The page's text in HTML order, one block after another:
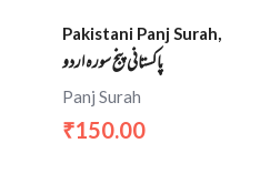
Pakistani Panj Surah,
پاکستانی پنج سورہ اردو
Panj Surah
₹150.00